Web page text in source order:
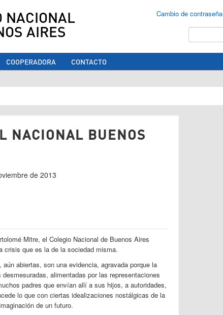
NACIONAL
AIRES
Cambio de contraseña
COOPERADORA CONTACTO
aquí
NACIONAL BUENOS
de 2013
Mitre, el Colegio Nacional de Buenos Aires
crisis que es la de la sociedad misma.
abiertas, son una evidencia, agravada porque la
alimentadas por las representaciones
padres que envían allí a sus hijos, a autoridades,
lo que con ciertas idealizaciones nostálgicas de la
de un futuro.